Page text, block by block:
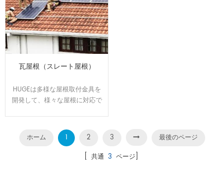
瓦屋根（スレート屋根）
HUGEは多様な屋根取付金具を
開発して、様々な屋根に対応で
計、製造可能です。効率よく、
施工性に優れた架台です。
ホーム 1 2 3
最後のページ
[ 共通 3 ページ]